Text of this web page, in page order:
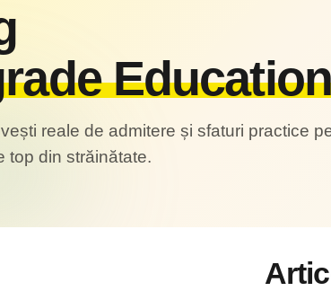
Education
reale de admitere și sfaturi practice
top din străinătate.